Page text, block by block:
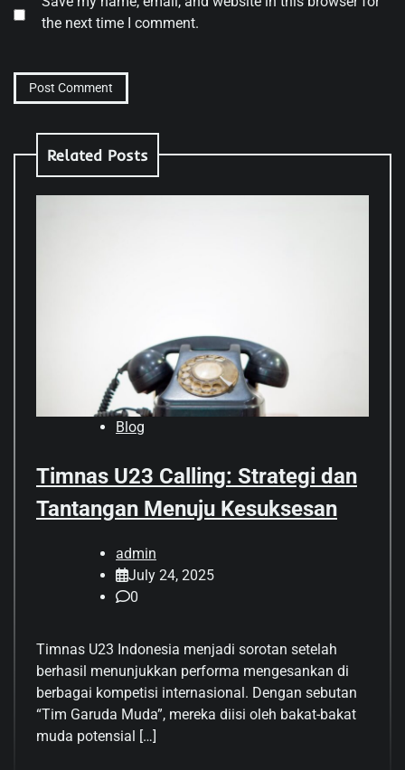
the next time I comment.
Related Posts
Blog
Timnas U23 Calling: Strategi dan
Tantangan Menuju Kesuksesan
admin
July 24, 2025
0
Timnas U23 Indonesia menjadi sorotan setelah
berhasil menunjukkan performa mengesankan di
berbagai kompetisi internasional. Dengan sebutan
“Tim Garuda Muda”, mereka diisi oleh bakat-bakat
muda potensial […]